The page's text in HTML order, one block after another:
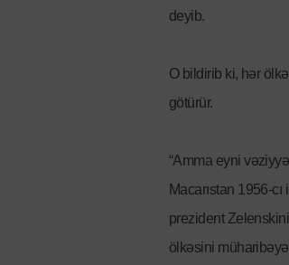
deyib.
O bildirib ki, hər
götürür.
“Amma eyni
Macarıstan 1956-
prezident
ölkəsini